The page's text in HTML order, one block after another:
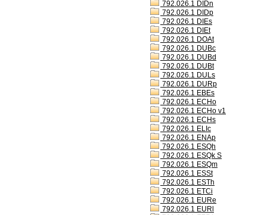
792.026.1 DIDn
792.026.1 DIDp
792.026.1 DIEs
792.026.1 DIEt
792.026.1 DOAt
792.026.1 DUBc
792.026.1 DUBd
792.026.1 DUBt
792.026.1 DULs
792.026.1 DURp
792.026.1 EBEs
792.026.1 ECHo
792.026.1 ECHo v1
792.026.1 ECHs
792.026.1 ELIc
792.026.1 ENAp
792.026.1 ESQh
792.026.1 ESQk S
792.026.1 ESQm
792.026.1 ESSt
792.026.1 ESTh
792.026.1 ETCi
792.026.1 EURe
792.026.1 EURl